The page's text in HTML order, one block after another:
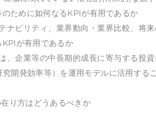
ために如何なるKPIが有用であるか
ビリティ、業界動向・業界比較、将
が有用であるか
企業等の中長期的成長に寄与する投
開発効率等）を運用モデルに活用する
り方はどうあるべきか